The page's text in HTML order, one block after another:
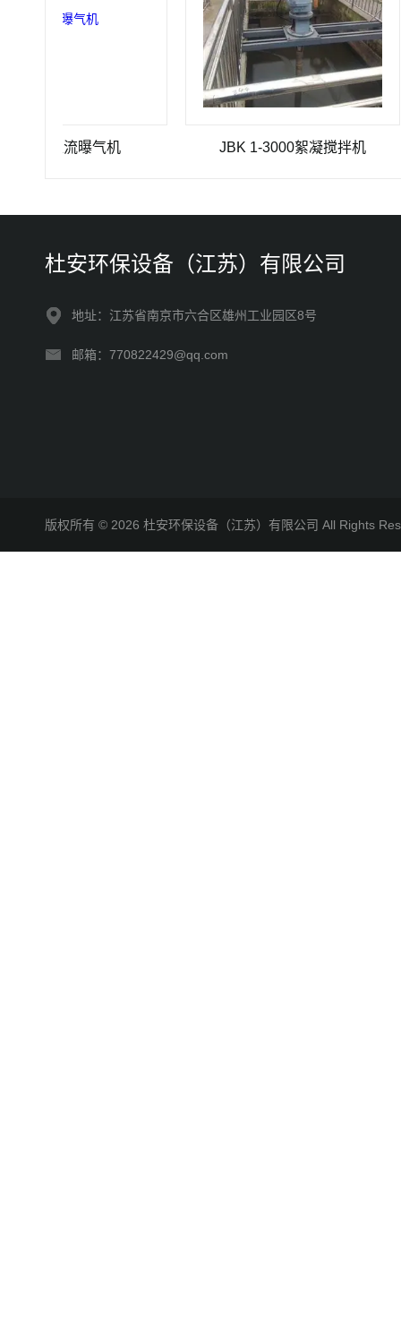
流曝气机 JBK 1-3000絮凝搅拌机
杜安环保设备（江苏）有限公司
地址：江苏省南京市六合区雄州工业园区8号
邮箱：770822429@qq.com
版权所有 © 2026 杜安环保设备（江苏）有限公司 All Rights